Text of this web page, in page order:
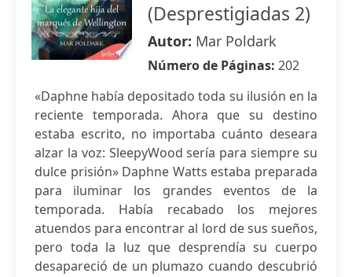
(Desprestigiadas 2)
Autor: Mar Poldark
Número de Páginas: 202
«Daphne había depositado toda su ilusión en la
reciente temporada. Ahora que su destino
estaba escrito, no importaba cuánto deseara
alzar la voz: SleepyWood sería para siempre su
dulce prisión» Daphne Watts estaba preparada
para iluminar los grandes eventos de la
temporada. Había recabado los mejores
atuendos para encontrar al lord de sus sueños,
pero toda la luz que desprendía su cuerpo
desapareció de un plumazo cuando descubrió